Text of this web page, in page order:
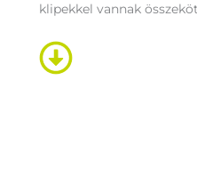
klipekkel vannak